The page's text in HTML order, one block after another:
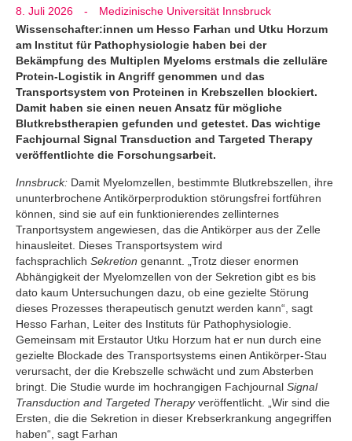
8. Juli 2026 -
Medizinische Universität Innsbruck
Wissenschafter:innen um Hesso Farhan und Utku Horzum
am Institut für Pathophysiologie haben bei der
Bekämpfung des Multiplen Myeloms erstmals die zelluläre
Protein-Logistik in Angriff genommen und das
Transportsystem von Proteinen in Krebszellen blockiert.
Damit haben sie einen neuen Ansatz für mögliche
Blutkrebstherapien gefunden und getestet. Das wichtige
Fachjournal Signal Transduction and Targeted Therapy
veröffentlichte die Forschungsarbeit.
Innsbruck: Damit Myelomzellen, bestimmte Blutkrebszellen, ihre
ununterbrochene Antikörperproduktion störungsfrei fortführen
können, sind sie auf ein funktionierendes zellinternes
Tranportsystem angewiesen, das die Antikörper aus der Zelle
hinausleitet. Dieses Transportsystem wird
fachsprachlich Sekretion genannt. „Trotz dieser enormen
Abhängigkeit der Myelomzellen von der Sekretion gibt es bis
dato kaum Untersuchungen dazu, ob eine gezielte Störung
dieses Prozesses therapeutisch genutzt werden kann“, sagt
Hesso Farhan, Leiter des Instituts für Pathophysiologie.
Gemeinsam mit Erstautor Utku Horzum hat er nun durch eine
gezielte Blockade des Transportsystems einen Antikörper-Stau
verursacht, der die Krebszelle schwächt und zum Absterben
bringt. Die Studie wurde im hochrangigen Fachjournal Signal
Transduction and Targeted Therapyveröffentlicht. „Wir sind die
Ersten, die die Sekretion in dieser Krebserkrankung angegriffen
haben“, sagt Farhan